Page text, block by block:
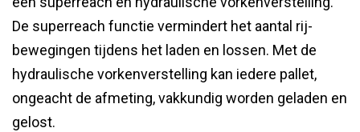
De superreach functie vermindert het aantal rij-
bewegingen tijdens het laden en lossen. Met de
hydraulische vorkenverstelling kan iedere pallet,
ongeacht de afmeting, vakkundig worden geladen en
gelost.